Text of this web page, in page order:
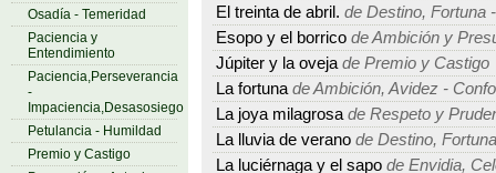
Osadía - Temeridad
Paciencia y
Entendimiento
Paciencia,Perseverancia
-
Impaciencia,Desasosiego
Petulancia - Humildad
Premio y Castigo
El treinta de abril. de Destino, Fortuna
Esopo y el borrico de Ambición y
Júpiter y la oveja de Premio y Castigo
La fortuna de Ambición, Avidez -
La joya milagrosa de Respeto y
La lluvia de verano de Destino,
La luciérnaga y el sapo de Envidia,